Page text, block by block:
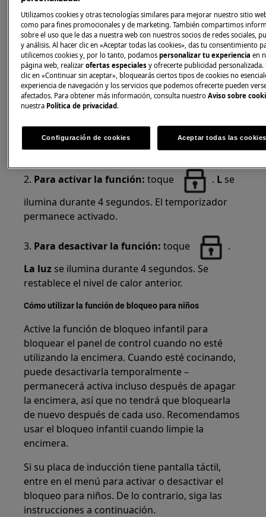
inducción para evitar el funcionamiento
accidental de la misma mientras cocina o la
limpia.
Cómo utilizar la función de bloqueo
Active la función de bloqueo para fijar el panel
de control mientras cocina en la encimera. Esto
evita que cambie accidentalmente el nivel de
calor.
1. Seleccione primero un nivel de calor
2. Para activar la función: toque . L se
ilumina durante 4 segundos. El temporizador
permanece activado.
3. Para desactivar la función: toque
.
La luz se ilumina durante 4 segundos. Se
restablece el nivel de calor anterior.
Cómo utilizar la función de bloqueo para niños
Active la función de bloqueo infantil para
bloquear el panel de control cuando no esté
utilizando la encimera. Cuando esté cocinando,
puede desactivarla temporalmente –
permanecerá activa incluso después de apagar
la encimera, así que no tendrá que bloquearla
de nuevo después de cada uso. Recomendamos
usar el bloqueo infantil cuando limpie la
encimera.
Si su placa de inducción tiene pantalla táctil,
entre en el menú para activar o desactivar el
bloqueo para niños. De lo contrario, siga las
instrucciones a continuación.
Utilizamos cookies y otras tecnologías similares para mejorar nuestro sitio
como para fines promocionales y de marketing. También compartimos
sobre el uso que le das a nuestra web con nuestros socios de redes sociales,
y análisis. Al hacer clic en «Aceptar todas las cookies», das tu consentimiento
utilicemos cookies y, por lo tanto, podamospersonalizar tu experienciaen
página web, realizarofertas especiales y ofrecerte publicidad personalizada.
clic en «Continuar sin aceptar», bloquearás ciertos tipos de cookies no
experiencia de navegación y los servicios que podemos ofrecerte pueden
afectados. Para obtener más información, consulta nuestroAviso sobre
nuestra Política de privacidad.
Configuración de cookies Aceptar todas las cookies